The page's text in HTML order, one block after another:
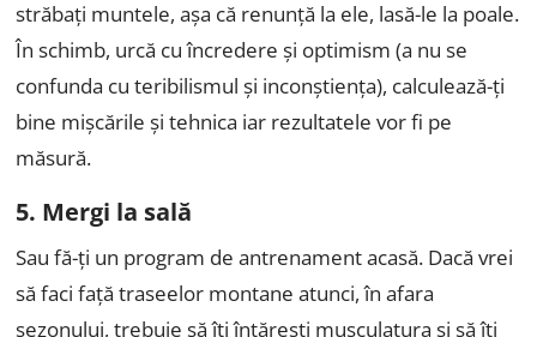
străbați muntele, așa că renunță la ele, lasă-le la poale.
În schimb, urcă cu încredere și optimism (a nu se
confunda cu teribilismul și inconștiența), calculează-ți
bine mișcările și tehnica iar rezultatele vor fi pe
măsură.
5. Mergi la sală
Sau fă-ți un program de antrenament acasă. Dacă vrei
să faci față traseelor montane atunci, în afara
sezonului, trebuie să îți întărești musculatura și să îți